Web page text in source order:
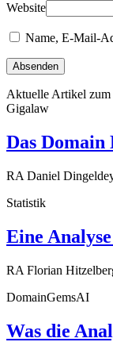
Website
Name, E-Mail-
Aktuelle Artikel zum
Gigalaw
Das Domain
RA Daniel
Statistik
Eine
RA Florian
DomainGemsAI
Was die